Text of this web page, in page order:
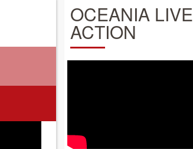
OCEANIA LIVE
ACTION